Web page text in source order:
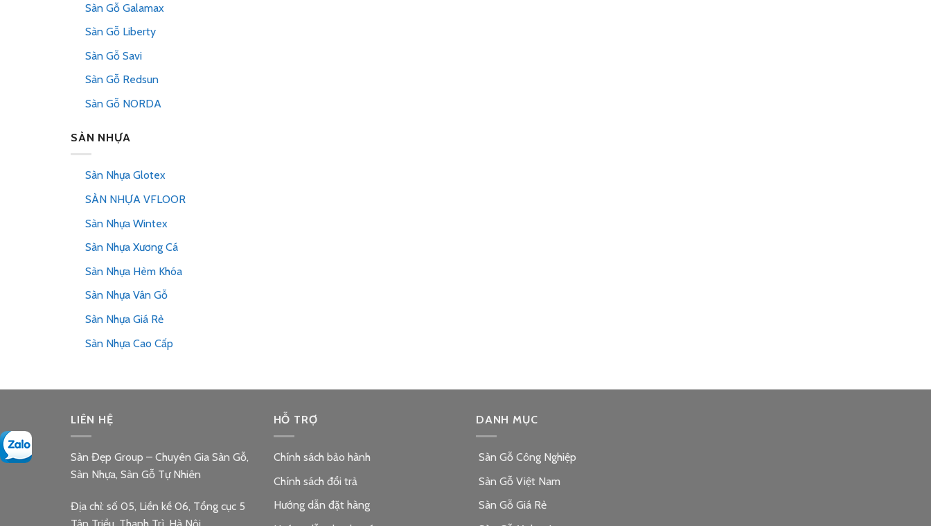
Sàn Gỗ Galamax
Sàn Gỗ Liberty
Sàn Gỗ Savi
Sàn Gỗ Redsun
Sàn Gỗ NORDA
SÀN NHỰA
Sàn Nhựa Glotex
SÀN NHỰA VFLOOR
Sàn Nhựa Wintex
Sàn Nhựa Xương Cá
Sàn Nhựa Hèm Khóa
Sàn Nhựa Vân Gỗ
Sàn Nhựa Giá Rẻ
Sàn Nhựa Cao Cấp
LIÊN HỆ
Sàn Đẹp Group – Chuyên Gia Sàn Gỗ,
Sàn Nhựa, Sàn Gỗ Tự Nhiên
Địa chỉ: số 05, Liền kề 06, Tổng cục 5
HỖ TRỢ
Chính sách bảo hành
Chính sách đổi trả
Hướng dẫn đặt hàng
DANH MỤC
Sàn Gỗ Công Nghiệp
Sàn Gỗ Việt Nam
Sàn Gỗ Giá Rẻ